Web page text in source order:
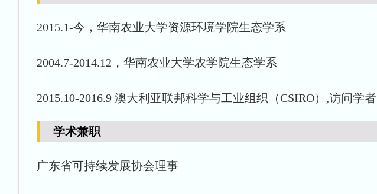
2015.1-今，华南农业大学资源环境学院生态学系
2004.7-2014.12，华南农业大学农学院生态学系
2015.10-2016.9 澳大利亚联邦科学与工业组织（CSIRO）,访问学者
学术兼职
广东省可持续发展协会理事